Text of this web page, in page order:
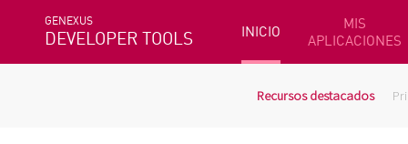
GENEXUS
DEVELOPER TOOLS INICIO
MIS
APLICACIONES
Recursos destacados